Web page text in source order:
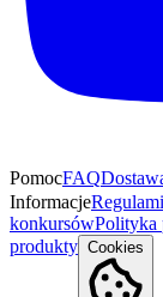
PomocFAQ
Informacje
konkursówPolityka
produkty Cookies